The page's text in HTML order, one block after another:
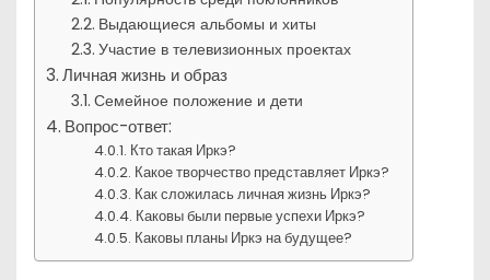
Выдающиеся альбомы и хиты
Участие в телевизионных проектах
Личная жизнь и образ
Семейное положение и дети
Вопрос-ответ:
Кто такая Иркэ?
Какое творчество представляет Иркэ?
Как сложилась личная жизнь Иркэ?
Каковы были первые успехи Иркэ?
Каковы планы Иркэ на будущее?